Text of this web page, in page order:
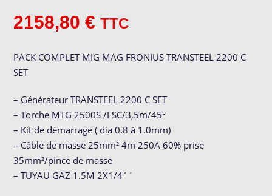
2158,80€ TTC
PACK COMPLET MIG MAG FRONIUS TRANSTEEL 2200 C
SET
– Générateur TRANSTEEL 2200 C SET
– Torche MTG 2500S /FSC/3,5m/45°
– Kit de démarrage ( dia 0.8 à 1.0mm)
– Câble de masse 25mm² 4m 250A 60% prise
35mm²/pince de masse
– TUYAU GAZ 1.5M 2X1/4´´